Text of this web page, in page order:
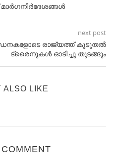
next post
രാജ്യത്ത് കൂടുതൽ
ട്രൈനുകൾ ഓടിച്ചു തുടങ്ങും
ALSO LIKE